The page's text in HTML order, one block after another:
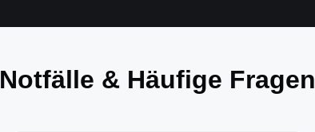
Notfälle & Häufige Fragen